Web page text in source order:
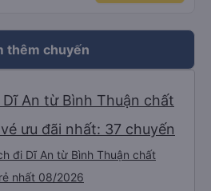
thêm chuyến
An từ Bình Thuận chất
ưu đãi nhất: 37 chuyến
đi Dĩ An từ Bình Thuận chất
nhất 08/2026